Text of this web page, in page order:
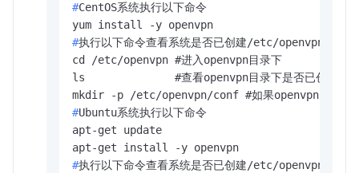
#CentOS系统执行以下命令
#执行以下命令查看系统是否已创建/etc/openvpn/
cd /etc/openvpn #进入openvpn目录下
ls              #查看openvpn目录下是否已创建
#Ubuntu系统执行以下命令
apt-get update
#执行以下命令查看系统是否已创建/etc/openvpn/